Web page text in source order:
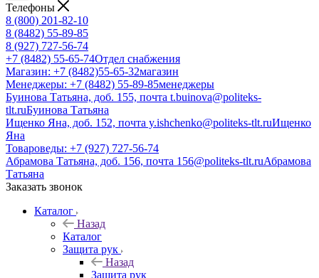
Телефоны
8 (800) 201-82-10
8 (8482) 55-89-85
8 (927) 727-56-74
+7 (8482) 55-65-74Отдел снабжения
Магазин: +7 (8482)55-65-32магазин
Менеджеры: +7 (8482) 55-89-85менеджеры
Буинова Татьяна, доб. 155, почта t.buinova@politeks-
tlt.ruБуинова Татьяна
Ищенко Яна, доб. 152, почта y.ishchenko@politeks-tlt.ruИщенко
Яна
Товароведы: +7 (927) 727-56-74
Абрамова Татьяна, доб. 156, почта 156@politeks-tlt.ruАбрамова
Татьяна
Заказать звонок
Каталог
Назад
Каталог
Защита рук
Назад
Защита рук